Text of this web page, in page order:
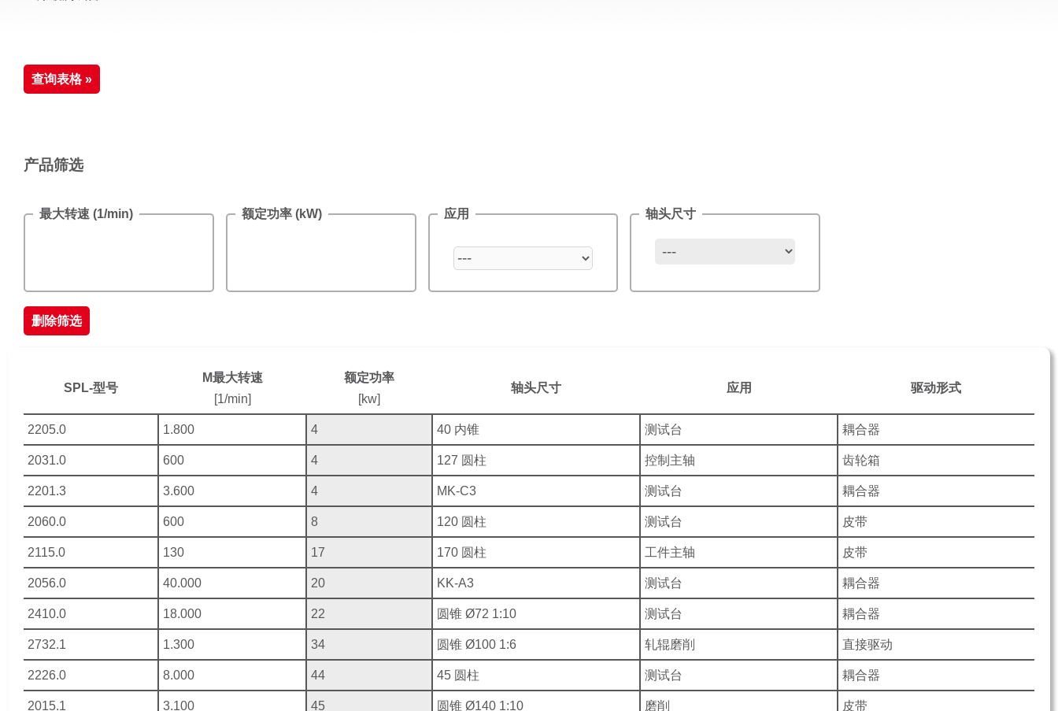
查询表格 »
产品筛选
最大转速 (1/min) 额定功率 (kW) 应用 轴头尺寸
删除筛选
SPL-型号
M最大转速
[1/min]
额定功率
[kw]
轴头尺寸 应用 驱动形式
2205.0 1.800 4 40 内锥 测试台 耦合器
2031.0 600 4 127 圆柱 控制主轴 齿轮箱
2201.3 3.600 4 MK-C3 测试台 耦合器
2060.0 600 8 120 圆柱 测试台 皮带
2115.0 130 17 170 圆柱 工件主轴 皮带
2056.0 40.000 20 KK-A3 测试台 耦合器
2410.0 18.000 22 圆锥 Ø72 1:10 测试台 耦合器
2732.1 1.300 34 圆锥 Ø100 1:6 轧辊磨削 直接驱动
2226.0 8.000 44 45 圆柱 测试台 耦合器
2015.1 3.100 45 圆锥 Ø140 1:10 磨削 皮带